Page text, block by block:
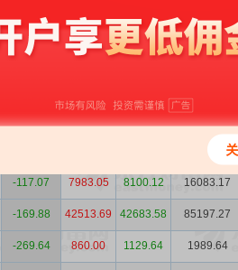
744.00 2100.82 1356.81 3457.63
621.35 3132.23 2510.88 5643.11
412.07 2728.34 2316.26 5044.60
7367.70
-117.07 7983.05 8100.12 16083.17
-169.88 42513.69 42683.58 85197.27
-269.64 860.00 1129.64 1989.64